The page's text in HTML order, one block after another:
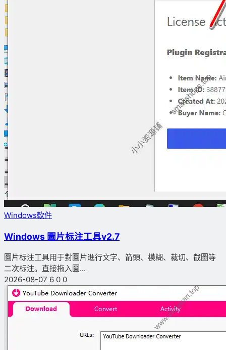
Windows軟件
Windows 圖片标注工具v2.7
圖片标注工具用于對圖片進行文字、箭頭、模糊、裁切、截圖等
二次标注。直接拖入圖...
2026-08-07 6 0 0